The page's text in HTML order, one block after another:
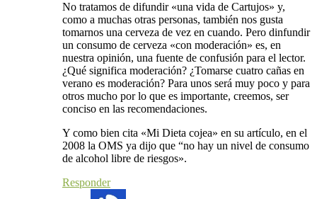
No tratamos de difundir «una vida de Cartujos» y,
como a muchas otras personas, también nos gusta
tomarnos una cerveza de vez en cuando. Pero dinfundir
un consumo de cerveza «con moderación» es, en
nuestra opinión, una fuente de confusión para el lector.
¿Qué significa moderación? ¿Tomarse cuatro cañas en
verano es moderación? Para unos será muy poco y para
otros mucho por lo que es importante, creemos, ser
conciso en las recomendaciones.
Y como bien cita «Mi Dieta cojea» en su artículo, en el
2008 la OMS ya dijo que “no hay un nivel de consumo
de alcohol libre de riesgos».
Responder